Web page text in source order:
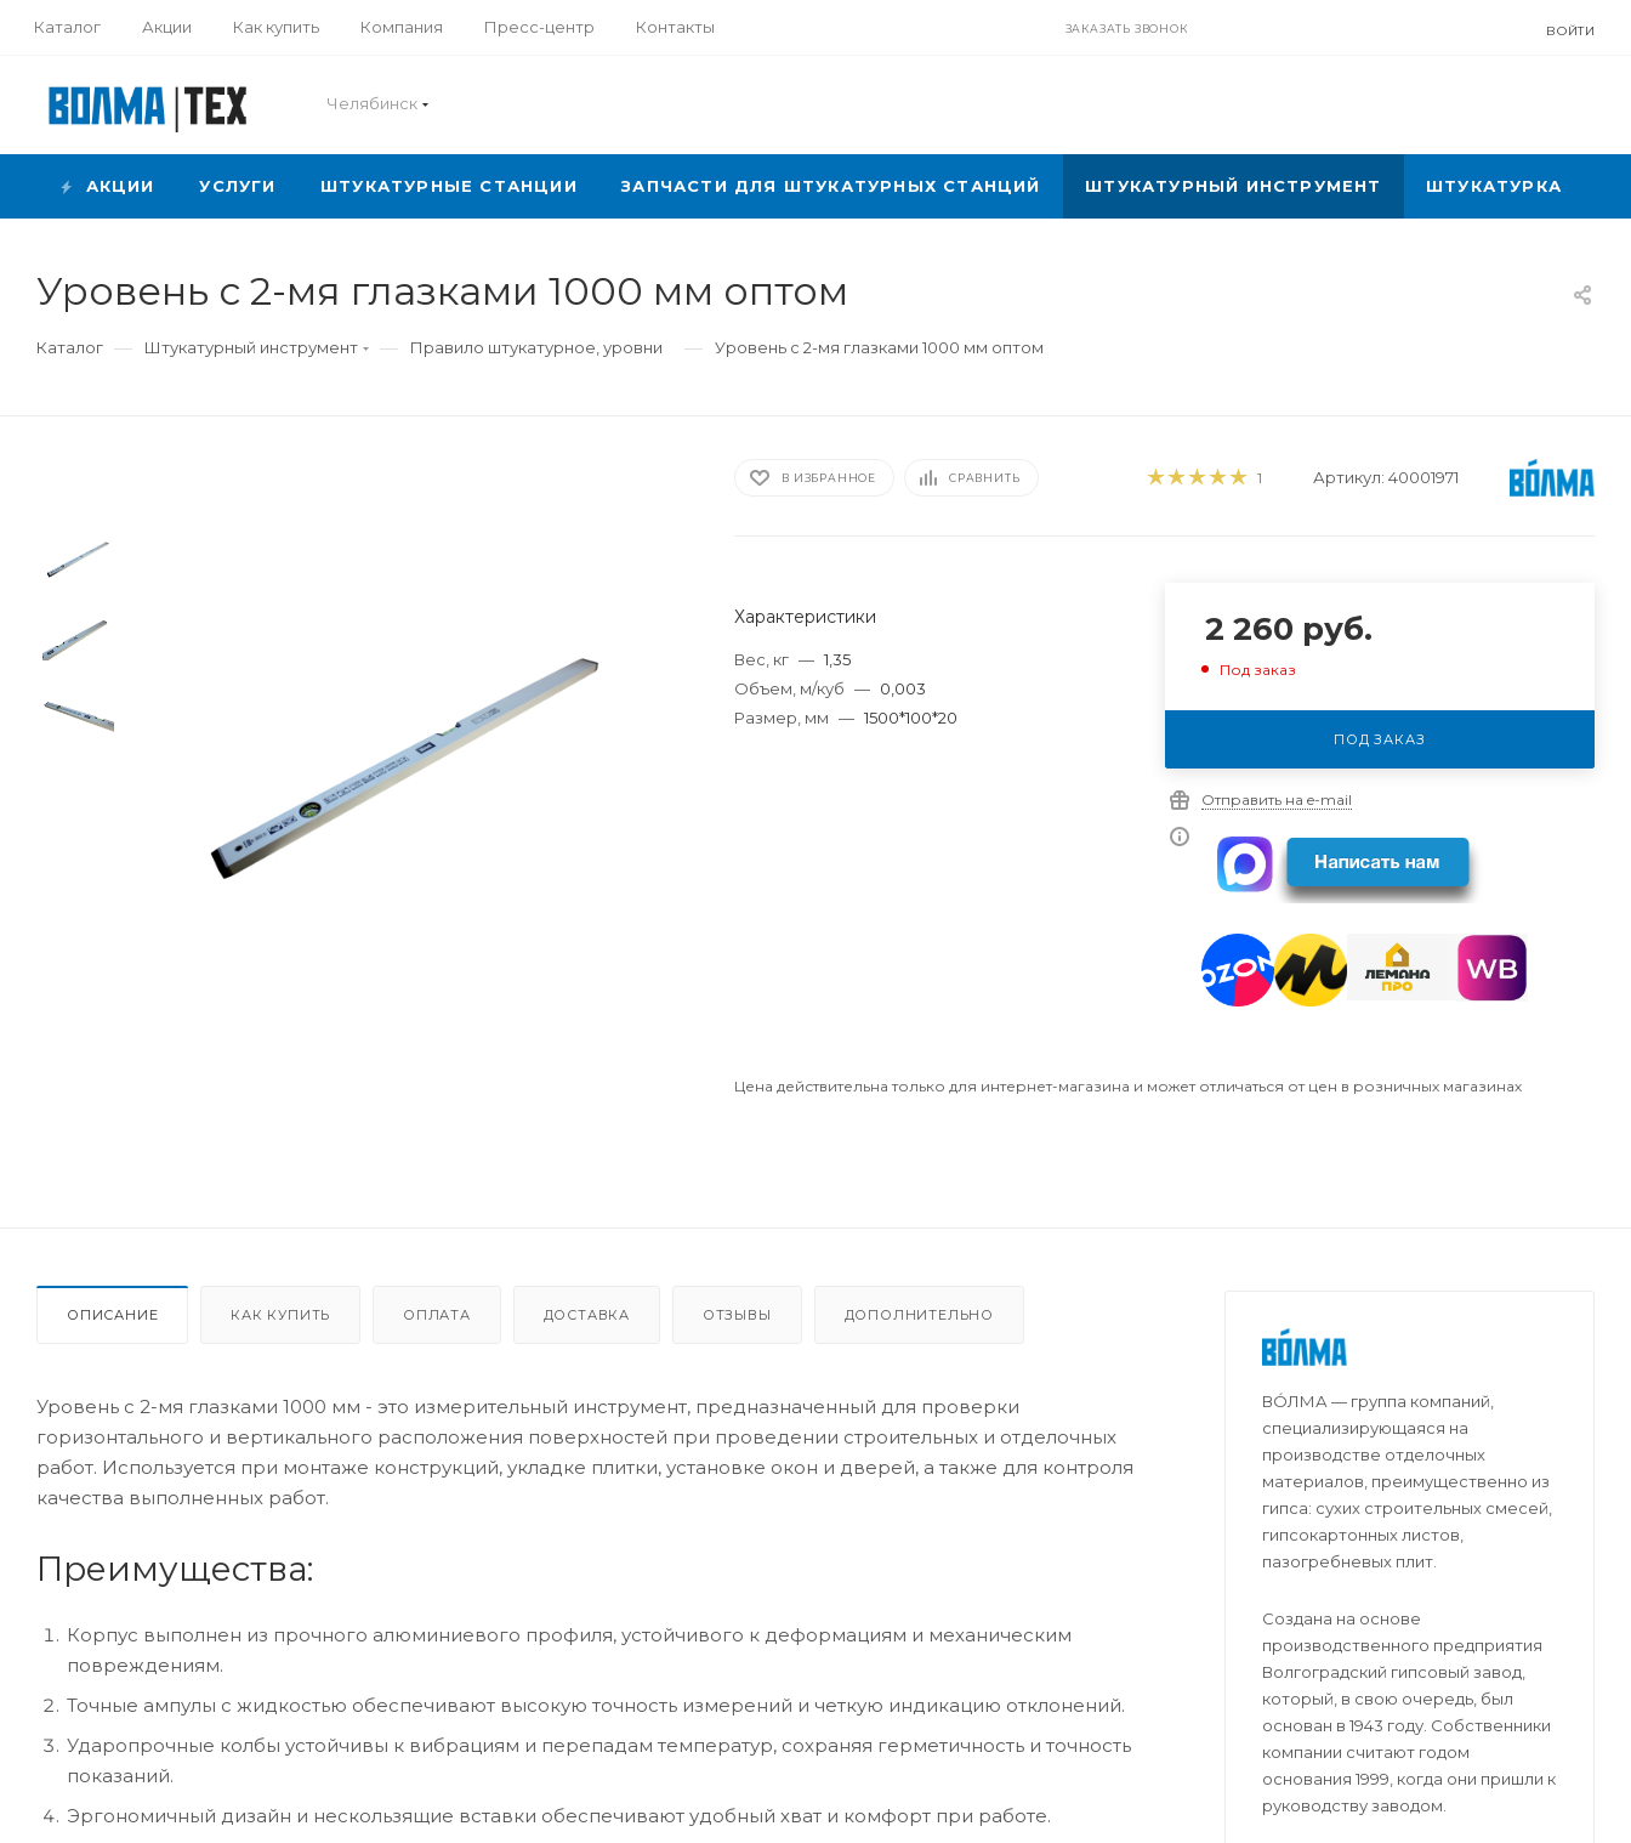
Каталог Акции Как купить Компания Пресс-центр Контакты ЗАКАЗАТЬ ЗВОНОК ВОЙТИ
Челябинск
АКЦИИ УСЛУГИ ШТУКАТУРНЫЕ СТАНЦИИ ЗАПЧАСТИ ДЛЯ ШТУКАТУРНЫХ СТАНЦИЙ ШТУКАТУРНЫЙ ИНСТРУМЕНТ ШТУКАТУРКА
Уровень с 2-мя глазками 1000 мм оптом
Каталог — Штукатурный инструмент — Правило штукатурное, уровни — Уровень с 2-мя глазками 1000 мм оптом
В ИЗБРАННОЕ СРАВНИТЬ 1 Артикул: 40001971
Характеристики
Вес, кг — 1,35
Объем, м/куб — 0,003
Размер, мм — 1500*100*20
2 260 руб.
Под заказ
ПОД ЗАКАЗ
Отправить на e-mail
Цена действительна только для интернет-магазина и может отличаться от цен в розничных магазинах
ОПИСАНИЕ КАК КУПИТЬ ОПЛАТА ДОСТАВКА ОТЗЫВЫ ДОПОЛНИТЕЛЬНО
Уровень с 2-мя глазками 1000 мм - это измерительный инструмент, предназначенный для проверки
горизонтального и вертикального расположения поверхностей при проведении строительных и отделочных
работ. Используется при монтаже конструкций, укладке плитки, установке окон и дверей, а также для контроля
качества выполненных работ.
Преимущества:
Корпус выполнен из прочного алюминиевого профиля, устойчивого к деформациям и механическим
повреждениям.
Точные ампулы с жидкостью обеспечивают высокую точность измерений и четкую индикацию отклонений.
Ударопрочные колбы устойчивы к вибрациям и перепадам температур, сохраняя герметичность и точность
показаний.
Эргономичный дизайн и нескользящие вставки обеспечивают удобный хват и комфорт при работе.
ВО́ЛМА — группа компаний,
специализирующаяся на
производстве отделочных
материалов, преимущественно из
гипса: сухих строительных смесей,
гипсокартонных листов,
пазогребневых плит.
Создана на основе
производственного предприятия
Волгоградский гипсовый завод,
который, в свою очередь, был
основан в 1943 году. Собственники
компании считают годом
основания 1999, когда они пришли к
руководству заводом.